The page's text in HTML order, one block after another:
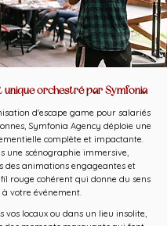
unique orchestré par Symfonia
d'escape game pour salariés
Symfonia Agency déploie une
complète et impactante.
une scénographie immersive,
des animations engageantes et
rouge cohérent qui donne du sens
à votre événement.
vos locaux ou dans un lieu insolite,